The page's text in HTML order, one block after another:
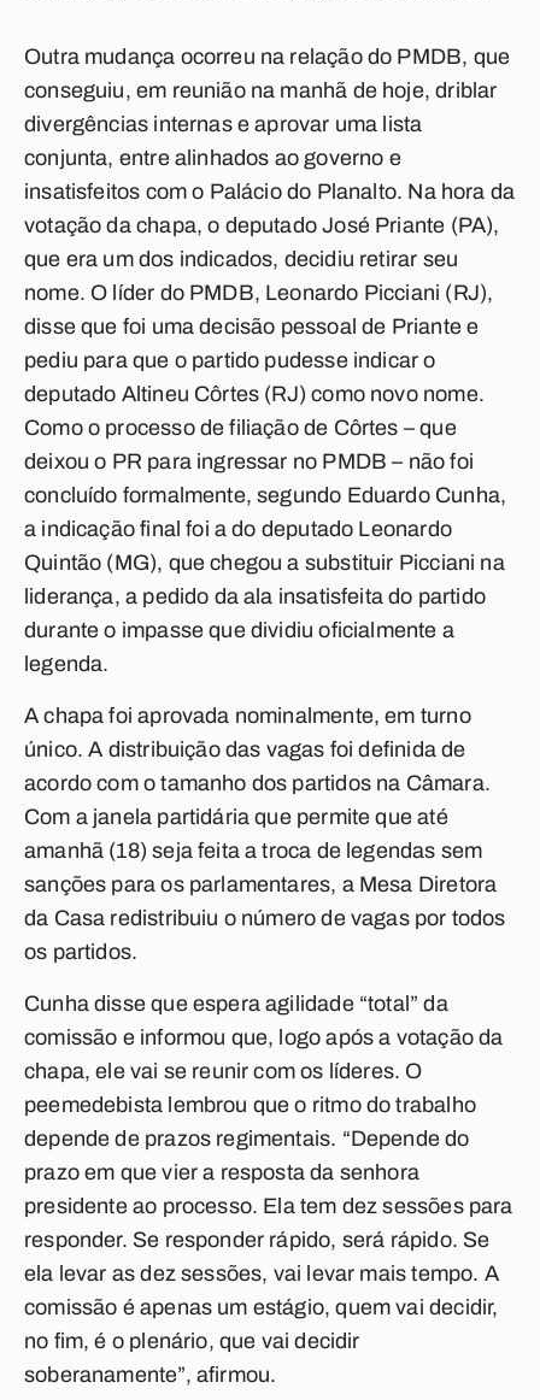
Outra mudança ocorreu na relação do PMDB, que
conseguiu, em reunião na manhã de hoje, driblar
divergências internas e aprovar uma lista
conjunta, entre alinhados ao governo e
insatisfeitos com o Palácio do Planalto. Na hora da
votação da chapa, o deputado José Priante (PA),
que era um dos indicados, decidiu retirar seu
nome. O líder do PMDB, Leonardo Picciani (RJ),
disse que foi uma decisão pessoal de Priante e
pediu para que o partido pudesse indicar o
deputado Altineu Côrtes (RJ) como novo nome.
Como o processo de filiação de Côrtes – que
deixou o PR para ingressar no PMDB – não foi
concluído formalmente, segundo Eduardo Cunha,
a indicação final foi a do deputado Leonardo
Quintão (MG), que chegou a substituir Picciani na
liderança, a pedido da ala insatisfeita do partido
durante o impasse que dividiu oficialmente a
legenda.
A chapa foi aprovada nominalmente, em turno
único. A distribuição das vagas foi definida de
acordo com o tamanho dos partidos na Câmara.
Com a janela partidária que permite que até
amanhã (18) seja feita a troca de legendas sem
sanções para os parlamentares, a Mesa Diretora
da Casa redistribuiu o número de vagas por todos
os partidos.
Cunha disse que espera agilidade “total” da
comissão e informou que, logo após a votação da
chapa, ele vai se reunir com os líderes. O
peemedebista lembrou que o ritmo do trabalho
depende de prazos regimentais. “Depende do
prazo em que vier a resposta da senhora
presidente ao processo. Ela tem dez sessões para
responder. Se responder rápido, será rápido. Se
ela levar as dez sessões, vai levar mais tempo. A
comissão é apenas um estágio, quem vai decidir,
no fim, é o plenário, que vai decidir
soberanamente”, afirmou.